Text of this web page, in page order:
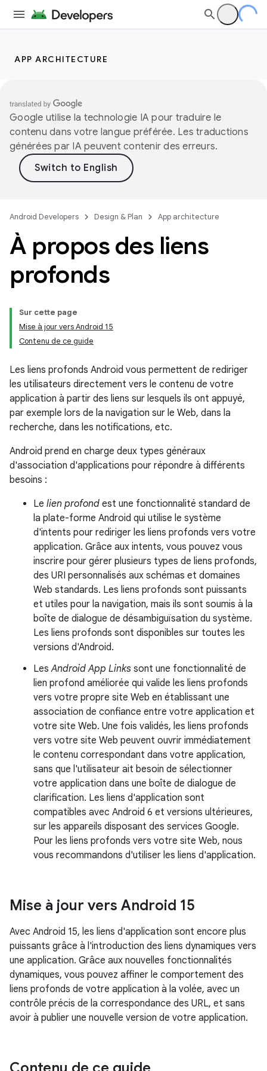
APP ARCHITECTURE
Google utilise la technologie IA pour traduire le
contenu dans votre langue préférée. Les traductions
générées par IA peuvent contenir des erreurs.
Android Developers Design & Plan App architecture
À propos des liens
profonds
Sur cette page
Mise à jour vers Android 15
Contenu de ce guide
Les liens profonds Android vous permettent de rediriger
les utilisateurs directement vers le contenu de votre
application à partir des liens sur lesquels ils ont appuyé,
par exemple lors de la navigation sur le Web, dans la
recherche, dans les notifications, etc.
Android prend en charge deux types généraux
d'association d'applications pour répondre à différents
besoins :
Le lien profond est une fonctionnalité standard de
la plate-forme Android qui utilise le système
d'intents pour rediriger les liens profonds vers votre
application. Grâce aux intents, vous pouvez vous
inscrire pour gérer plusieurs types de liens profonds,
des URI personnalisés aux schémas et domaines
Web standards. Les liens profonds sont puissants
et utiles pour la navigation, mais ils sont soumis à la
boîte de dialogue de désambiguïsation du système.
Les liens profonds sont disponibles sur toutes les
versions d'Android.
LesAndroid App Links sont une fonctionnalité de
lien profond améliorée qui valide les liens profonds
vers votre propre site Web en établissant une
association de confiance entre votre application et
votre site Web. Une fois validés, les liens profonds
vers votre site Web peuvent ouvrir immédiatement
le contenu correspondant dans votre application,
sans que l'utilisateur ait besoin de sélectionner
votre application dans une boîte de dialogue de
clarification. Les liens d'application sont
compatibles avec Android 6 et versions ultérieures,
sur les appareils disposant des services Google.
Pour les liens profonds vers votre site Web, nous
vous recommandons d'utiliser les liens d'application.
Mise à jour vers Android 15
Avec Android 15, les liens d'application sont encore plus
puissants grâce à l'introduction des liens dynamiques vers
une application. Grâce aux nouvelles fonctionnalités
dynamiques, vous pouvez affiner le comportement des
liens profonds de votre application à la volée, avec un
contrôle précis de la correspondance des URL, et sans
avoir à publier une nouvelle version de votre application.